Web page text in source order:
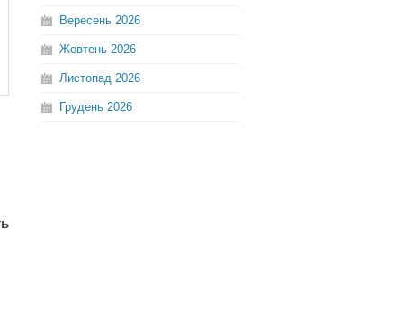
Вересень 2026
Жовтень 2026
Листопад 2026
Грудень 2026